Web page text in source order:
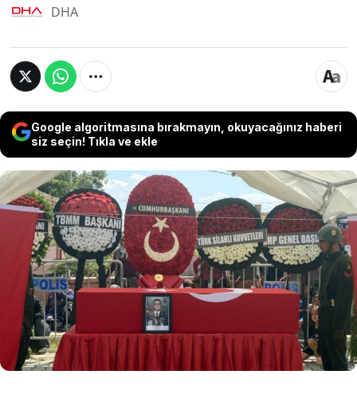
DHA
Google algoritmasına bırakmayın, okuyacağınız haberi
siz seçin! Tıkla ve ekle
Pençe 1-2 Harekat Bölgesi'nde kalp krizi
geçirip kaldırıldığı hastanede şehit olan
Piyade Binbaşı Osman Ayan, memleketi
Isparta'da toprağa verildi.